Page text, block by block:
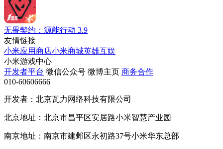
无畏契约：源能行动 3.9
友情链接
小米应用商店小米商城英雄互娱
小米游戏中心
开发者平台 微信公众号 微博主页 商务合作
010-60606666
开发者：北京瓦力网络科技有限公司
北京地址：北京市昌平区安居路小米智慧产业园
南京地址：南京市建邺区永初路37号小米华东总部